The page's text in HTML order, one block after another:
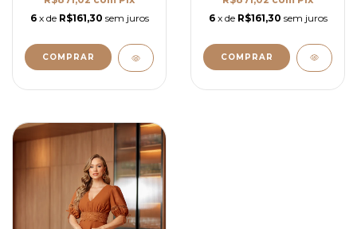
6 x de R$161,30 sem juros
COMPRAR
6 x de R$161,30 sem juros
COMPRAR